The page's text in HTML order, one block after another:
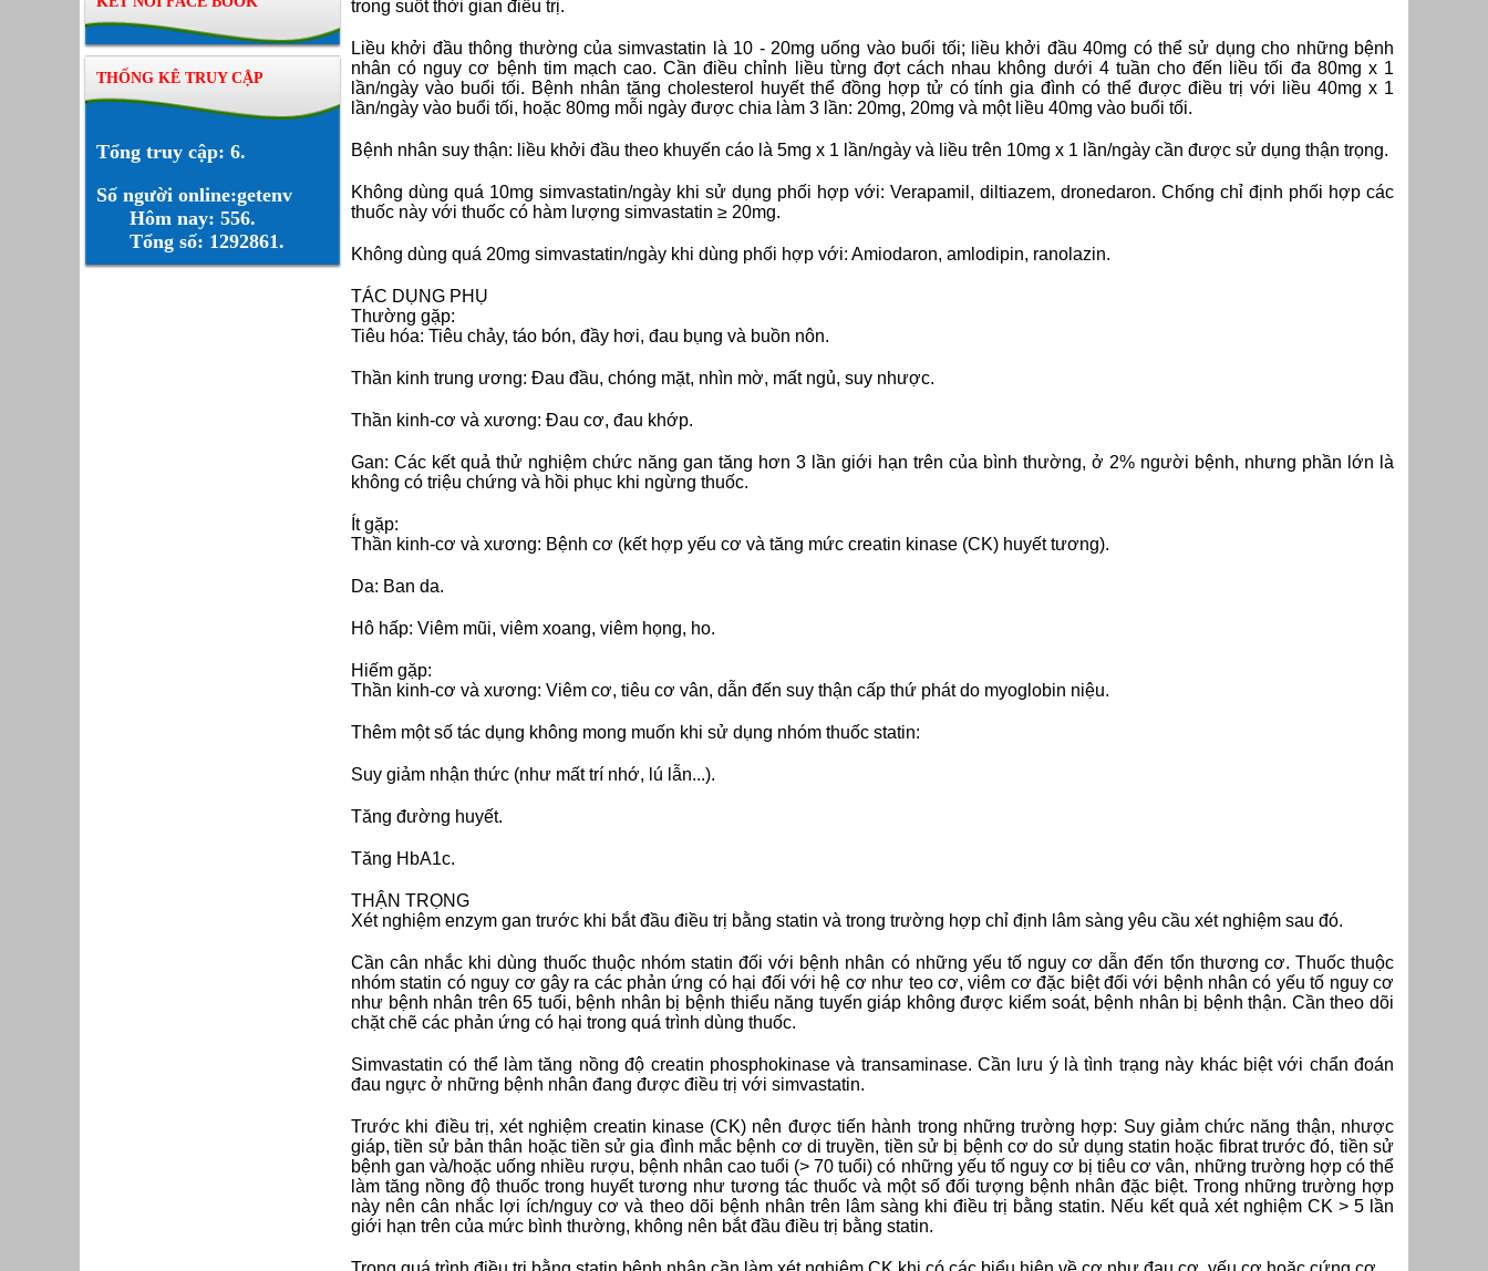
THỐNG KÊ TRUY CẬP
Tổng truy cập: 6.
Số người online:getenv
Hôm nay: 556.
Tổng số: 1292861.
trong suốt thời gian điều trị.
Liều khởi đầu thông thường của simvastatin là 10 - 20mg uống vào buổi tối; liều khởi đầu 40mg có thể sử dụng cho những bệnh
nhân có nguy cơ bệnh tim mạch cao. Cần điều chỉnh liều từng đợt cách nhau không dưới 4 tuần cho đến liều tối đa 80mg x 1
lần/ngày vào buổi tối. Bệnh nhân tăng cholesterol huyết thể đồng hợp tử có tính gia đình có thể được điều trị với liều 40mg x 1
lần/ngày vào buổi tối, hoặc 80mg mỗi ngày được chia làm 3 lần: 20mg, 20mg và một liều 40mg vào buổi tối.
Bệnh nhân suy thận: liều khởi đầu theo khuyến cáo là 5mg x 1 lần/ngày và liều trên 10mg x 1 lần/ngày cần được sử dụng thận trọng.
Không dùng quá 10mg simvastatin/ngày khi sử dụng phối hợp với: Verapamil, diltiazem, dronedaron. Chống chỉ định phối hợp các
thuốc này với thuốc có hàm lượng simvastatin ≥ 20mg.
Không dùng quá 20mg simvastatin/ngày khi dùng phối hợp với: Amiodaron, amlodipin, ranolazin.
TÁC DỤNG PHỤ
Thường gặp:
Tiêu hóa: Tiêu chảy, táo bón, đầy hơi, đau bụng và buồn nôn.
Thần kinh trung ương: Đau đầu, chóng mặt, nhìn mờ, mất ngủ, suy nhược.
Thần kinh-cơ và xương: Đau cơ, đau khớp.
Gan: Các kết quả thử nghiệm chức năng gan tăng hơn 3 lần giới hạn trên của bình thường, ở 2% người bệnh, nhưng phần lớn là
không có triệu chứng và hồi phục khi ngừng thuốc.
Ít gặp:
Thần kinh-cơ và xương: Bệnh cơ (kết hợp yếu cơ và tăng mức creatin kinase (CK) huyết tương).
Da: Ban da.
Hô hấp: Viêm mũi, viêm xoang, viêm họng, ho.
Hiếm gặp:
Thần kinh-cơ và xương: Viêm cơ, tiêu cơ vân, dẫn đến suy thận cấp thứ phát do myoglobin niệu.
Thêm một số tác dụng không mong muốn khi sử dụng nhóm thuốc statin:
Suy giảm nhận thức (như mất trí nhớ, lú lẫn...).
Tăng đường huyết.
Tăng HbA1c.
THẬN TRỌNG
Xét nghiệm enzym gan trước khi bắt đầu điều trị bằng statin và trong trường hợp chỉ định lâm sàng yêu cầu xét nghiệm sau đó.
Cần cân nhắc khi dùng thuốc thuộc nhóm statin đối với bệnh nhân có những yếu tố nguy cơ dẫn đến tổn thương cơ. Thuốc thuộc
nhóm statin có nguy cơ gây ra các phản ứng có hại đối với hệ cơ như teo cơ, viêm cơ đặc biệt đối với bệnh nhân có yếu tố nguy cơ
như bệnh nhân trên 65 tuổi, bệnh nhân bị bệnh thiểu năng tuyến giáp không được kiểm soát, bệnh nhân bị bệnh thận. Cần theo dõi
chặt chẽ các phản ứng có hại trong quá trình dùng thuốc.
Simvastatin có thể làm tăng nồng độ creatin phosphokinase và transaminase. Cần lưu ý là tình trạng này khác biệt với chẩn đoán
đau ngực ở những bệnh nhân đang được điều trị với simvastatin.
Trước khi điều trị, xét nghiệm creatin kinase (CK) nên được tiến hành trong những trường hợp: Suy giảm chức năng thận, nhược
giáp, tiền sử bản thân hoặc tiền sử gia đình mắc bệnh cơ di truyền, tiền sử bị bệnh cơ do sử dụng statin hoặc fibrat trước đó, tiền sử
bệnh gan và/hoặc uống nhiều rượu, bệnh nhân cao tuổi (> 70 tuổi) có những yếu tố nguy cơ bị tiêu cơ vân, những trường hợp có thể
làm tăng nồng độ thuốc trong huyết tương như tương tác thuốc và một số đối tượng bệnh nhân đặc biệt. Trong những trường hợp
này nên cân nhắc lợi ích/nguy cơ và theo dõi bệnh nhân trên lâm sàng khi điều trị bằng statin. Nếu kết quả xét nghiệm CK > 5 lần
giới hạn trên của mức bình thường, không nên bắt đầu điều trị bằng statin.